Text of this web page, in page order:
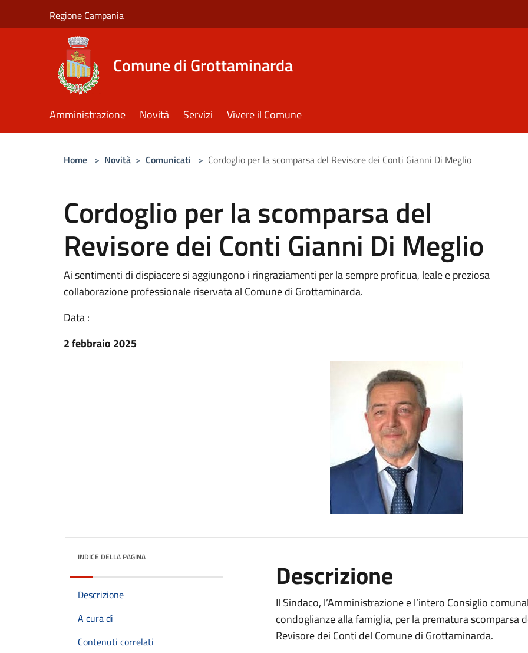
Regione Campania
Comune di Grottaminarda
Amministrazione Novità Servizi Vivere il Comune
Home > Novità > Comunicati > Cordoglio per la scomparsa del Revisore dei Conti Gianni Di Meglio
Cordoglio per la scomparsa del
Revisore dei Conti Gianni Di Meglio
Ai sentimenti di dispiacere si aggiungono i ringraziamenti per la sempre proficua, leale e preziosa
collaborazione professionale riservata al Comune di Grottaminarda.
Data :
2 febbraio 2025
INDICE DELLA PAGINA
Descrizione
A cura di
Contenuti correlati
Descrizione
Il Sindaco, l’Amministrazione e l’intero Consiglio
condoglianze alla famiglia, per la prematura scomparsa
Revisore dei Conti del Comune di Grottaminarda.